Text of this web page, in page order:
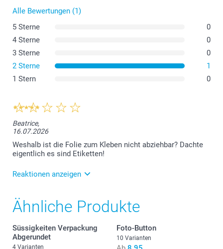
Alle Bewertungen (1)
5 Sterne
0
4 Sterne
0
3 Sterne
0
2 Sterne
1
1 Stern
0
Beatrice,
16.07.2026
Weshalb ist die Folie zum Kleben nicht abziehbar? Dachte
eigentlich es sind Etiketten!
Reaktionen anzeigen
21.07.2026
Guten Tag, es tut uns leid, dass es hier zu einer
Produktbeschreibung schreiben wir, dass es sich um
ein Produkt handelt, bei dem eine kleine Montage
nötig ist. Die Papierbanderole ist nicht selbstklebend
Ähnliche Produkte
Süssigkeiten Verpackung
Abgerundet
4 Varianten
Foto-Button
10 Varianten